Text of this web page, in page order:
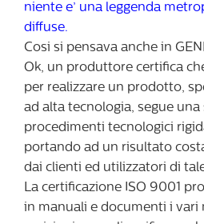
niente e’ una leggenda
diffuse.
Cosi si pensava anche in
Ok, un produttore certifica
per realizzare un prodotto,
ad alta tecnologia, segue una
procedimenti tecnologici
portando ad un risultato
dai clienti ed utilizzatori di
La certificazione ISO 9001
in manuali e documenti i